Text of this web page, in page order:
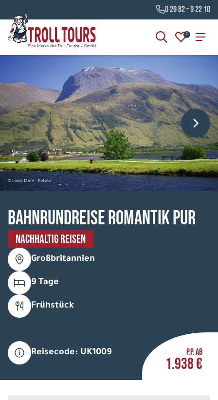
0 29 82 – 9 22 10
0
© Linda More - Fotolia
Bahnrundreise Romantik pur
NACHHALTIG REISEN
Großbritannien
9 Tage
Frühstück
Reisecode: UK1009 P.P. AB
1.938 €